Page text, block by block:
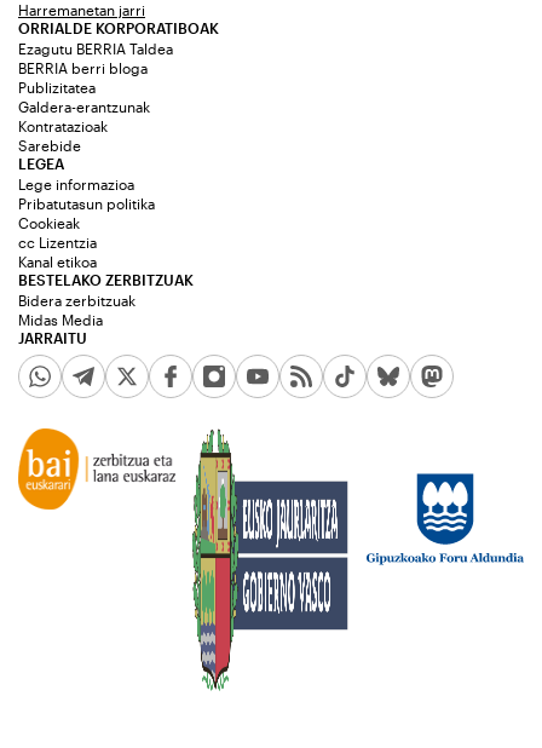
Harremanetan jarri
ORRIALDE KORPORATIBOAK
Ezagutu BERRIA Taldea
BERRIA berri bloga
Publizitatea
Galdera-erantzunak
Kontratazioak
Sarebide
JARRAITU
LEGEA
Lege informazioa
Pribatutasun politika
Cookieak
cc Lizentzia
Kanal etikoa
BESTELAKO ZERBITZUAK
Bidera zerbitzuak
Midas Media